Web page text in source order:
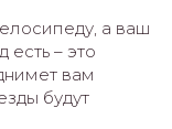
а ваш
есть – это
вам
будут